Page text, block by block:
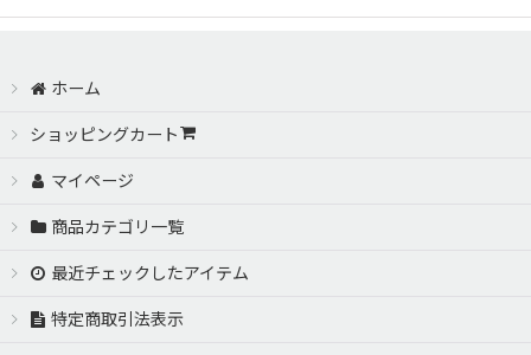
ホーム
ショッピングカート
マイページ
商品カテゴリ一覧
最近チェックしたアイテム
特定商取引法表示